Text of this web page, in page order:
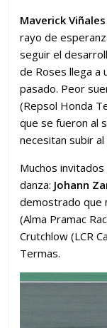
Maverick Viñales
rayo de
seguir el
de Roses llega a
pasado. Peor
(Repsol Honda
que se fueron al
necesitan subir
Muchos
danza: Johann
demostrado que
(Alma Pramac
Crutchlow (LCR
Termas.